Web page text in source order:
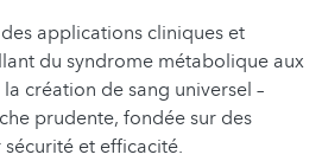
applications cliniques et
du syndrome métabolique aux
création de sang universel –
prudente, fondée sur des
et efficacité.